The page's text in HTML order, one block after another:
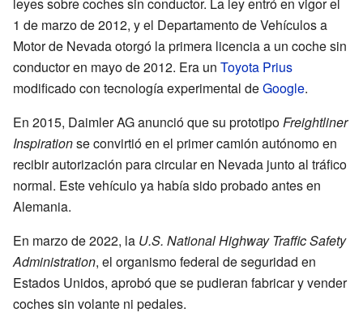
1 de marzo de 2012, y el Departamento de Vehículos a
Motor de Nevada otorgó la primera licencia a un coche sin
conductor en mayo de 2012. Era un Toyota Prius
modificado con tecnología experimental deGoogle.
En 2015, Daimler AG anunció que su prototipo Freightliner
Inspirationse convirtió en el primer camión autónomo en
recibir autorización para circular en Nevada junto al tráfico
normal. Este vehículo ya había sido probado antes en
Alemania.
En marzo de 2022, la U.S. National Highway Traffic Safety
Administration, el organismo federal de seguridad en
Estados Unidos, aprobó que se pudieran fabricar y vender
coches sin volante ni pedales.